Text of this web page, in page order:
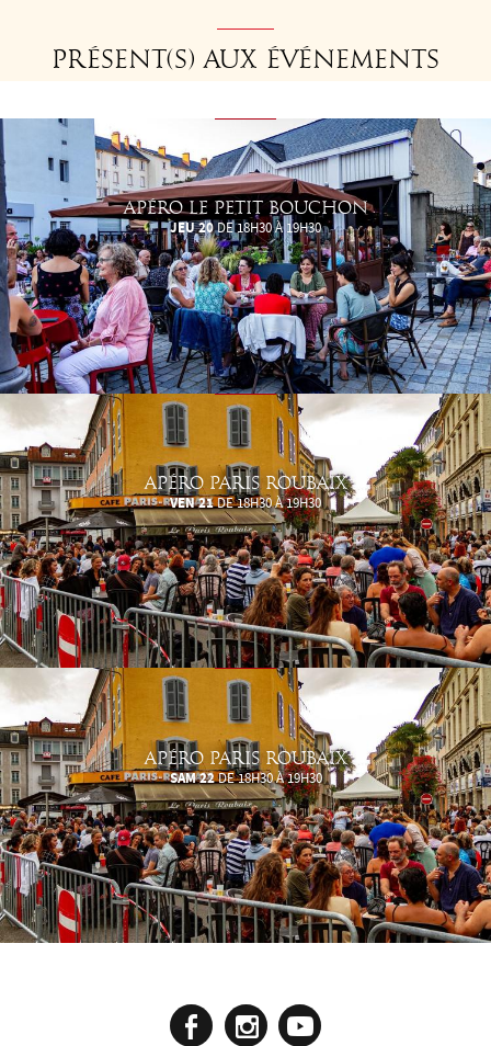
Présent(s) aux événements
APÉRO LE PETIT BOUCHON
JEU 20DE 18H30 À 19H30
APÉRO PARIS ROUBAIX
VEN 21DE 18H30 À 19H30
APÉRO PARIS ROUBAIX
SAM 22DE 18H30 À 19H30